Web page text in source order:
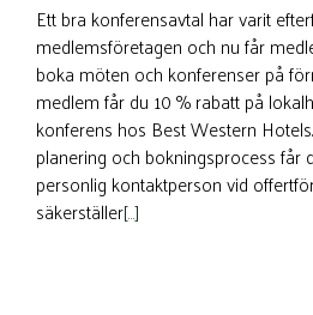
Ett bra konferensavtal har varit
medlemsföretagen och nu får
boka möten och konferenser på
medlem får du 10 % rabatt på
konferens hos Best Western
planering och bokningsprocess får
personlig kontaktperson vid
säkerställer[…]